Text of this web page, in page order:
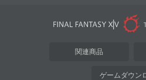
関連商品
ゲームダウン